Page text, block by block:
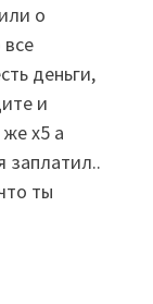
о
деньги,
и
х5 а
заплатил..
ты